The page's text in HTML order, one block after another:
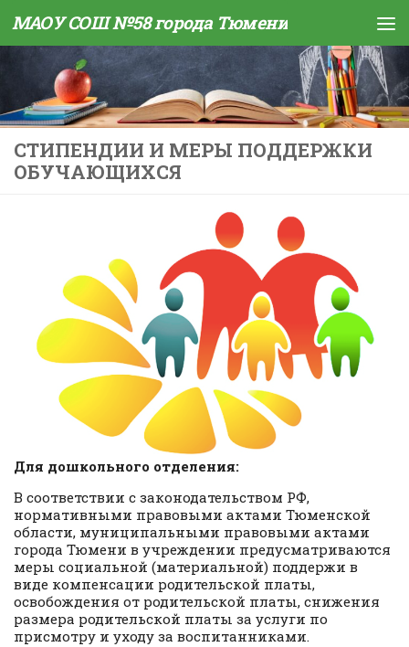
Skip to content
МАОУ СОШ №58 города Тюмени
СТИПЕНДИИ И МЕРЫ ПОДДЕРЖКИ
ОБУЧАЮЩИХСЯ
Для дошкольного отделения:
В соответствии с законодательством РФ,
нормативными правовыми актами Тюменской
области, муниципальными правовыми актами
города Тюмени в учреждении предусматриваются
меры социальной (материальной) поддержи в
виде компенсации родительской платы,
освобождения от родительской платы, снижения
размера родительской платы за услуги по
присмотру и уходу за воспитанниками.